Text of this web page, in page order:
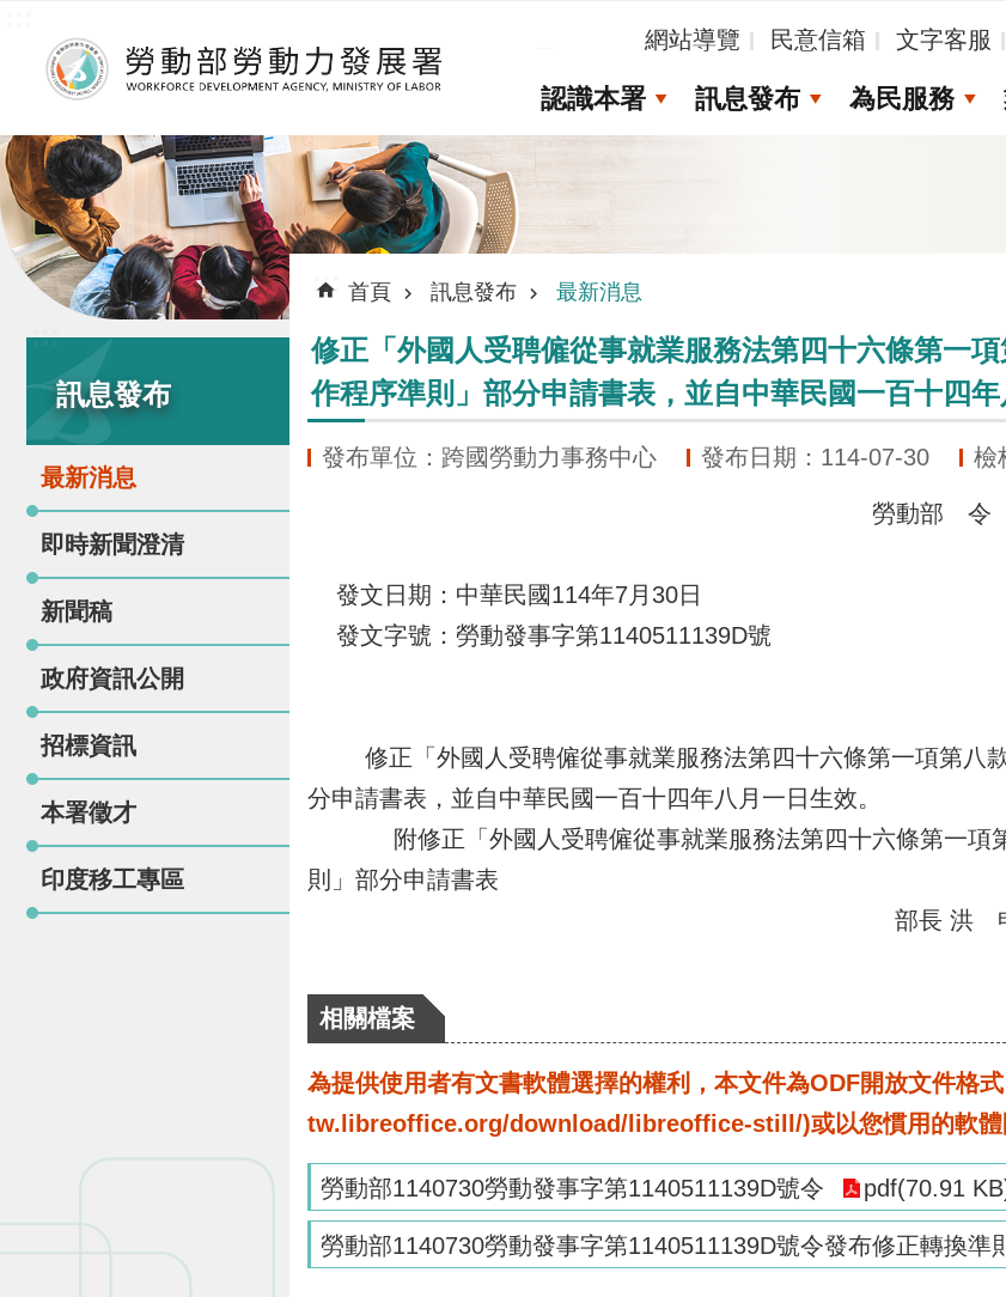
網站導覽 民意信箱 文字客服
認識本署 訊息發布 為民服務
:::
訊息發布
最新消息
即時新聞澄清
新聞稿
政府資訊公開
招標資訊
本署徵才
印度移工專區
::: 首頁 訊息發布 最新消息
修正「外國人受聘僱從事就業服務法第四十六條第一
作程序準則」部分申請書表，並自中華民國一百十四年
發布單位：跨國勞動力事務中心 發布日期：114-07-30 檢
勞動部 令
發文日期：中華民國114年7月30日
發文字號：勞動發事字第1140511139D號
修正「外國人受聘僱從事就業服務法第四十六條第一項第八
分申請書表，並自中華民國一百十四年八月一日生效。
附修正「外國人受聘僱從事就業服務法第四十六條第一項第
則」部分申請書表
部長 洪
相關檔案
為提供使用者有文書軟體選擇的權利，本文件為ODF開放文件格
tw.libreoffice.org/download/libreoffice-still/)或以您慣用的軟體
勞動部1140730勞動發事字第1140511139D號令 pdf(70.91
勞動部1140730勞動發事字第1140511139D號令發布修正轉換準